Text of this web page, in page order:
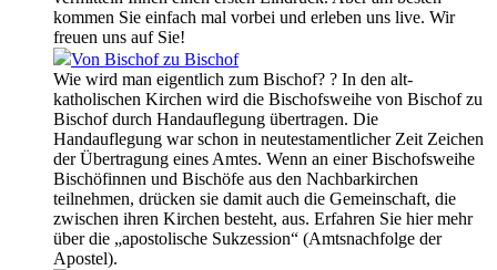
kommen Sie einfach mal vorbei und erleben uns live. Wir
freuen uns auf Sie!
Von Bischof zu Bischof
Wie wird man eigentlich zum Bischof? ? In den alt-
katholischen Kirchen wird die Bischofsweihe von Bischof zu
Bischof durch Handauflegung übertragen. Die
Handauflegung war schon in neutestamentlicher Zeit Zeichen
der Übertragung eines Amtes. Wenn an einer Bischofsweihe
Bischöfinnen und Bischöfe aus den Nachbarkirchen
teilnehmen, drücken sie damit auch die Gemeinschaft, die
zwischen ihren Kirchen besteht, aus. Erfahren Sie hier mehr
über die „apostolische Sukzession“ (Amtsnachfolge der
Apostel).